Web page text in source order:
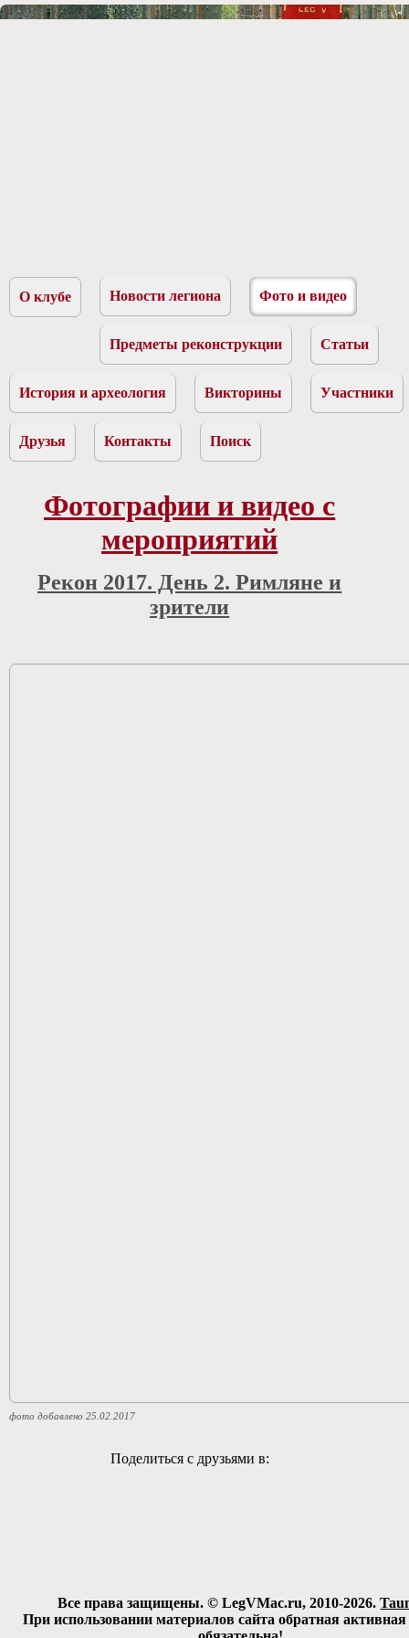
О клубе Новости легиона Фото и видео
Предметы реконструкции Статьи
История и археология Викторины Участники
Друзья Контакты Поиск
Фотографии и видео с
мероприятий
Рекон 2017. День 2. Римляне и
зрители
фото добавлено 25.02.2017
Поделиться с друзьями в:
Все права защищены. © LegVMac.ru, 2010-2026.
При использовании материалов сайта обратная